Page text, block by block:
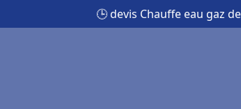
🕒 devis Chauffe eau gaz